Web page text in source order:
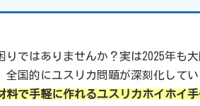
りではありませんか？実は2025年も
全国的にユスリカ問題が深刻化して
料で手軽に作れるユスリカホイホイ